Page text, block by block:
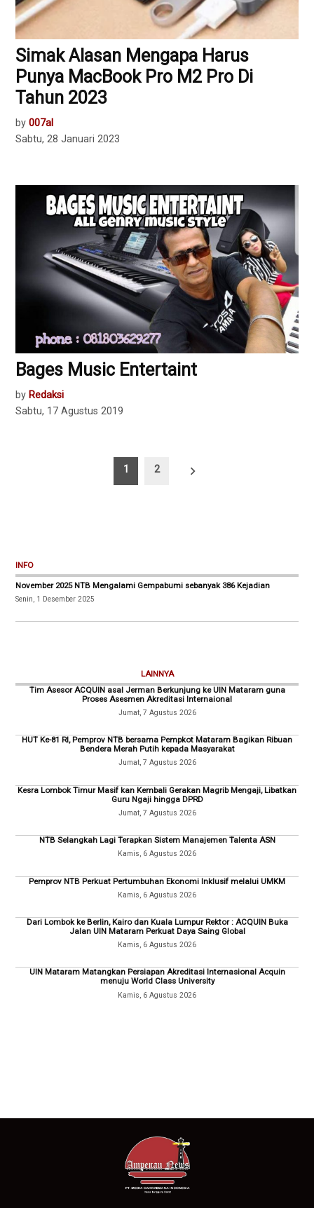
Simak Alasan Mengapa Harus
Punya MacBook Pro M2 Pro Di
Tahun 2023
by 007al
Sabtu, 28 Januari 2023
Bages Music Entertaint
by Redaksi
Sabtu, 17 Agustus 2019
1 2
INFO
November 2025 NTB Mengalami Gempabumi sebanyak 386 Kejadian
Senin, 1 Desember 2025
LAINNYA
Tim Asesor ACQUIN asal Jerman Berkunjung ke UIN Mataram guna
Proses Asesmen Akreditasi Internaional
Jumat, 7 Agustus 2026
HUT Ke-81 RI, Pemprov NTB bersama Pempkot Mataram Bagikan Ribuan
Bendera Merah Putih kepada Masyarakat
Jumat, 7 Agustus 2026
Kesra Lombok Timur Masif kan Kembali Gerakan Magrib Mengaji, Libatkan
Guru Ngaji hingga DPRD
Jumat, 7 Agustus 2026
NTB Selangkah Lagi Terapkan Sistem Manajemen Talenta ASN
Kamis, 6 Agustus 2026
Pemprov NTB Perkuat Pertumbuhan Ekonomi Inklusif melalui UMKM
Kamis, 6 Agustus 2026
Dari Lombok ke Berlin, Kairo dan Kuala Lumpur Rektor : ACQUIN Buka
Jalan UIN Mataram Perkuat Daya Saing Global
Kamis, 6 Agustus 2026
UIN Mataram Matangkan Persiapan Akreditasi Internasional Acquin
menuju World Class University
Kamis, 6 Agustus 2026